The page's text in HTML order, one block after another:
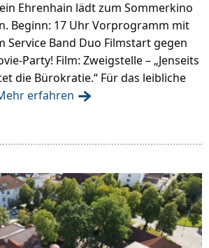
Ehrenhain lädt zum Sommerkino
Beginn: 17 Uhr Vorprogramm mit
Service Band Duo Filmstart gegen
Party! Film: Zweigstelle – „Jenseits
die Bürokratie.“ Für das leibliche
erfahren